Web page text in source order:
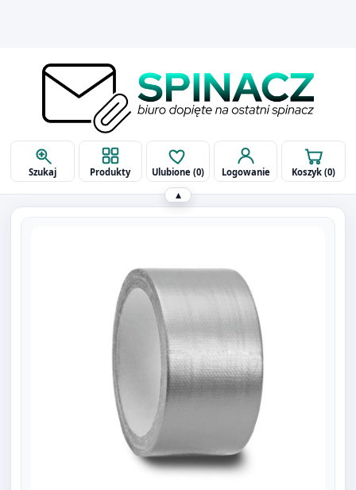
514 090 929
Szukaj Produkty Ulubione (0) Logowanie Koszyk (